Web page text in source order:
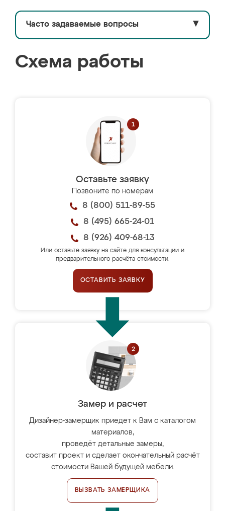
Часто задаваемые вопросы ▼
Схема работы
Оставьте заявку
Позвоните по номерам
8 (800) 511-89-55
8 (495) 665-24-01
8 (926) 409-68-13
Или оставьте заявку на сайте для консультации и
предварительного расчёта стоимости.
ОСТАВИТЬ ЗАЯВКУ
Замер и расчет
Дизайнер-замерщик приедет к Вам с каталогом
материалов,
проведёт детальные замеры,
составит проект и сделает окончательный расчёт
стоимости Вашей будущей мебели.
ВЫЗВАТЬ ЗАМЕРЩИКА